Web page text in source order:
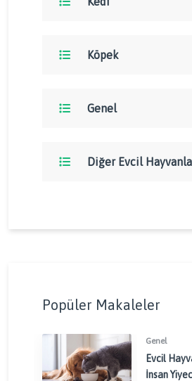
Köpek
Genel
Diğer Evcil
Popüler Makaleler
Genel
Evcil
İnsan